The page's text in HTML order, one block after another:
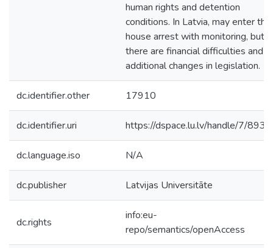
human rights and detention
conditions. In Latvia, may enter the
house arrest with monitoring, but
there are financial difficulties and
additional changes in legislation.
dc.identifier.other 17910
dc.identifier.uri https://dspace.lu.lv/handle/7/8932
dc.language.iso N/A
dc.publisher Latvijas Universitāte
dc.rights
info:eu-
repo/semantics/openAccess